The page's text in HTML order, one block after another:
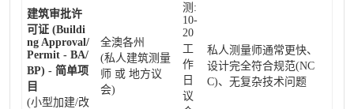
建筑审批许
可证 (Buildi
ng Approval/
Permit - BA/
BP) - 简单项
目
(小型加建/改
全澳各州
(私人建筑测量
师 或 地方议
会)
测:
10-
20
工
作
日
议
私人测量师通常更快、
设计完全符合规范(NC
C)、无复杂技术问题